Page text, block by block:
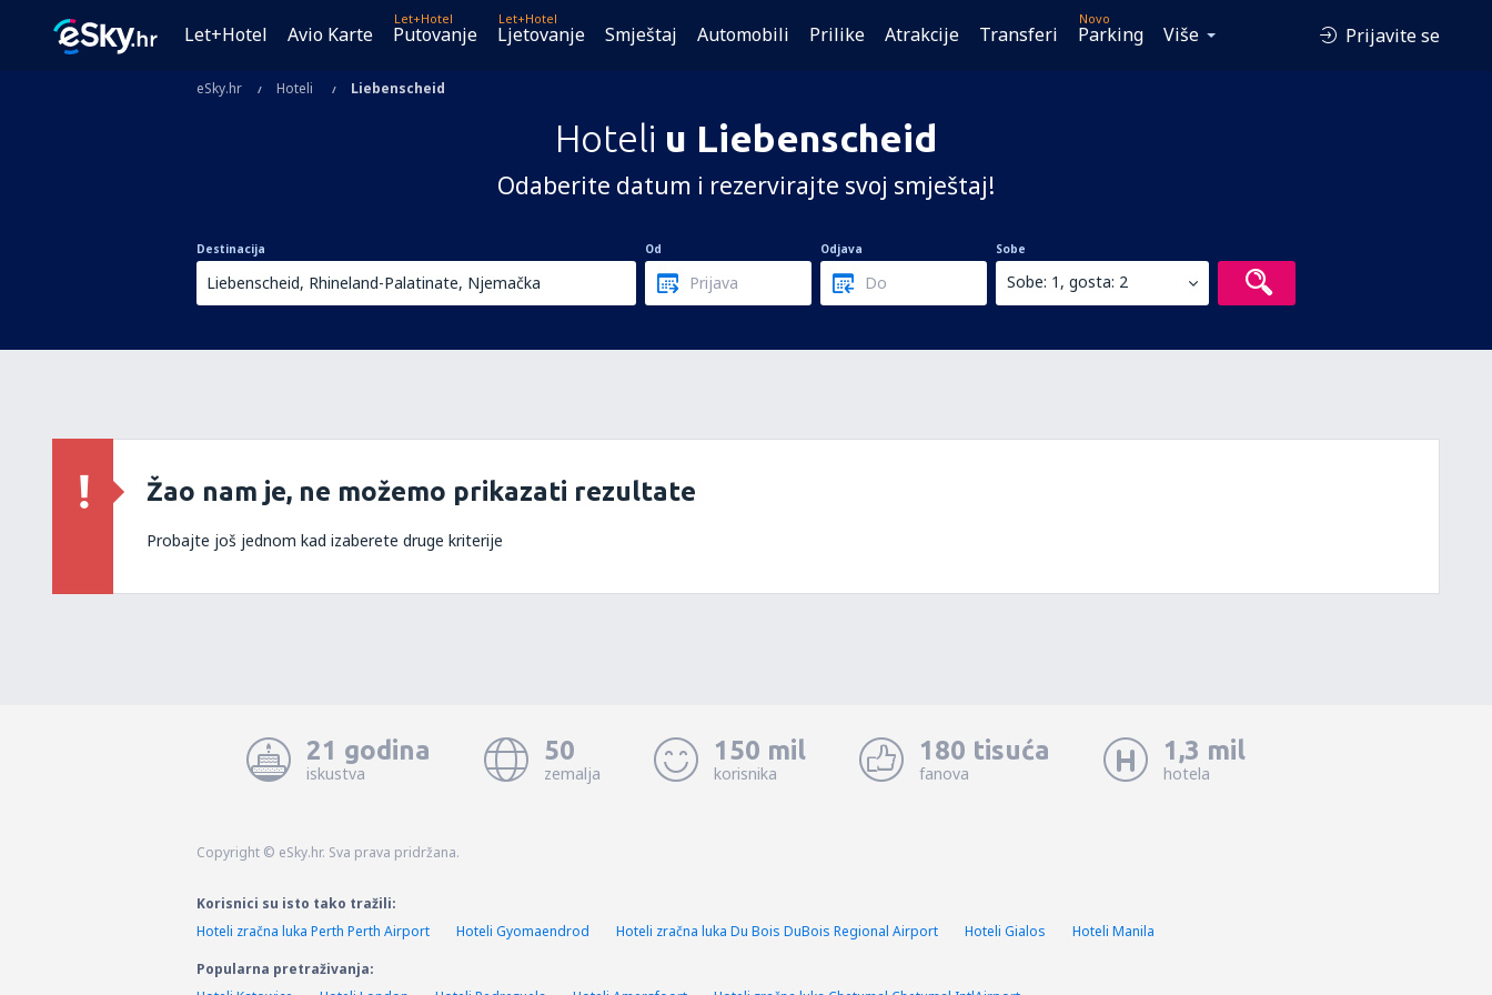
Let+Hotel Avio Karte
Let+Hotel
Putovanje
Let+Hotel
Ljetovanje Smještaj Automobili Prilike Atrakcije Transferi
Novo
Parking Više Prijavite se
eSky.hr Hoteli Liebenscheid
Hoteli u Liebenscheid
Odaberite datum i rezervirajte svoj smještaj!
Destinacija Od Odjava Sobe
Sobe: 1, gosta: 2
Žao nam je, ne možemo prikazati rezultate
Probajte još jednom kad izaberete druge kriterije
21 godina
iskustva
50
zemalja
150 mil
korisnika
180 tisuća
fanova
1,3 mil
hotela
Copyright © eSky.hr. Sva prava pridržana.
Korisnici su isto tako tražili:
Hoteli zračna luka Perth Perth Airport
Hoteli Gyomaendrod Hoteli zračna luka Du Bois DuBois Regional Airport Hoteli Gialos
Hoteli Manila
Popularna pretraživanja: